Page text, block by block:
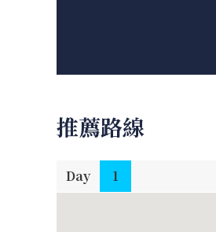
推薦路線
Day 1